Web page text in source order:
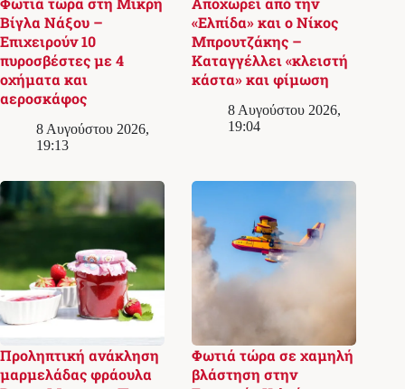
Βίγλα Νάξου –
Επιχειρούν 10
πυροσβέστες με 4
οχήματα και
αεροσκάφος
8 Αυγούστου 2026,
19:13
«Ελπίδα» και ο Νίκος
Μπρουτζάκης –
Καταγγέλλει «κλειστή
κάστα» και φίμωση
8 Αυγούστου 2026,
19:04
Προληπτική ανάκληση
μαρμελάδας φράουλα
Φωτιά τώρα σε χαμηλή
βλάστηση στην